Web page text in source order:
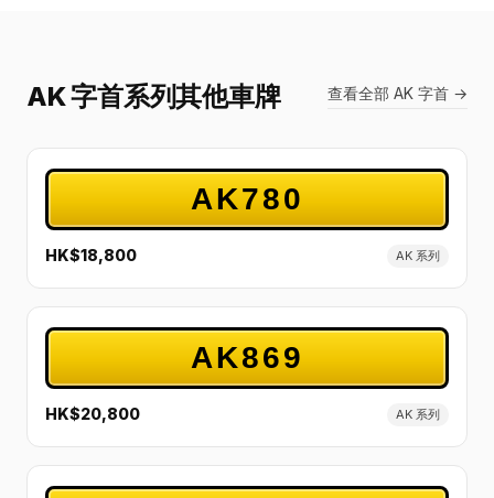
AK 字首系列其他車牌 查看全部 AK 字首 →
AK780
HK$18,800 AK 系列
AK869
HK$20,800 AK 系列